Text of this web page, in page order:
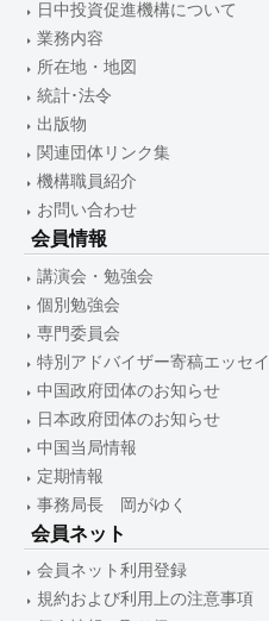
日中投資促進機構について
業務内容
所在地・地図
統計･法令
出版物
関連団体リンク集
機構職員紹介
お問い合わせ
会員情報
講演会・勉強会
個別勉強会
専門委員会
特別アドバイザー寄稿エッセイ
中国政府団体のお知らせ
日本政府団体のお知らせ
中国当局情報
定期情報
事務局長 岡がゆく
会員ネット
会員ネット利用登録
規約および利用上の注意事項